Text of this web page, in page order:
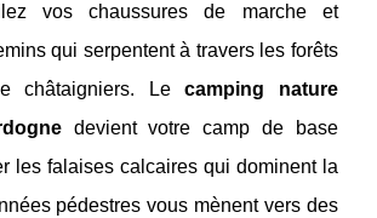
vos chaussures de marche et
qui serpentent à travers les forêts
châtaigniers. Lecamping nature
devient votre camp de base
les falaises calcaires qui dominent la
pédestres vous mènent vers des